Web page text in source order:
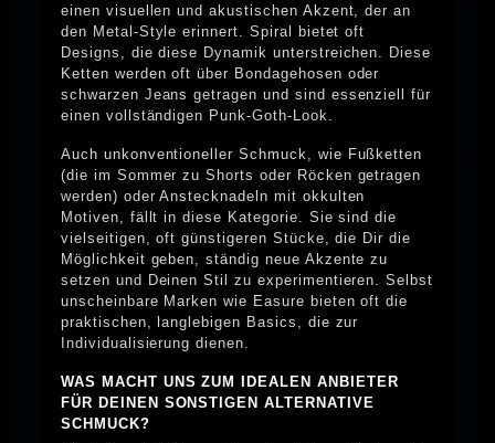
einen visuellen und akustischen Akzent, der an
den Metal-Style erinnert. Spiral bietet oft
Designs, die diese Dynamik unterstreichen. Diese
Ketten werden oft über Bondagehosen oder
schwarzen Jeans getragen und sind essenziell für
einen vollständigen Punk-Goth-Look.
Auch unkonventioneller Schmuck, wie Fußketten
(die im Sommer zu Shorts oder Röcken getragen
werden) oder Anstecknadeln mit okkulten
Motiven, fällt in diese Kategorie. Sie sind die
vielseitigen, oft günstigeren Stücke, die Dir die
Möglichkeit geben, ständig neue Akzente zu
setzen und Deinen Stil zu experimentieren. Selbst
unscheinbare Marken wie Easure bieten oft die
praktischen, langlebigen Basics, die zur
Individualisierung dienen.
WAS MACHT UNS ZUM IDEALEN ANBIETER
FÜR DEINEN SONSTIGEN ALTERNATIVE
SCHMUCK?